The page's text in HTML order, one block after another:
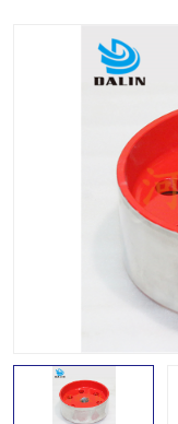
VC离合器
PO隔膜离合器
泥浆泵空气包胶囊
DY隔膜式离合器